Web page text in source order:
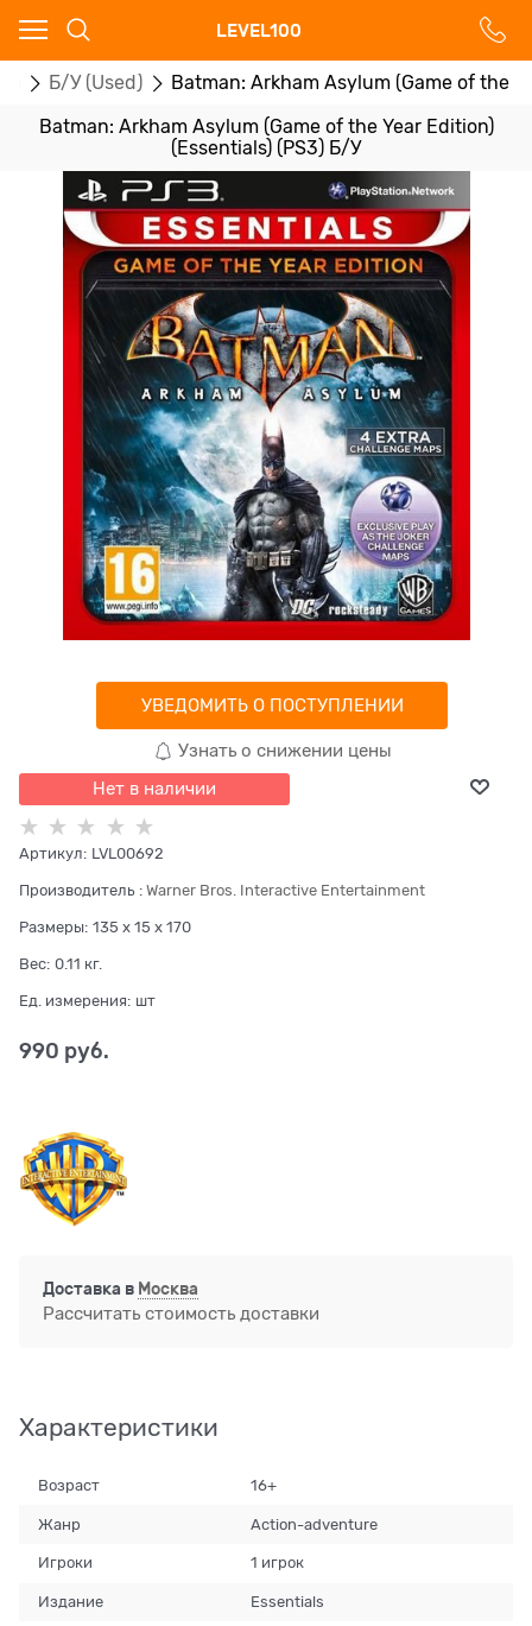
LEVEL100
Б/У (Used) Batman: Arkham Asylum (Game of the
Batman: Arkham Asylum (Game of the Year Edition)
(Essentials) (PS3) Б/У
УВЕДОМИТЬ О ПОСТУПЛЕНИИ
Узнать о снижении цены
Нет в наличии
Артикул: LVL00692
Производитель : Warner Bros. Interactive Entertainment
Размеры: 135 x 15 x 170
Вес: 0.11 кг.
Ед. измерения: шт
990 руб.
Доставка в Москва
Рассчитать стоимость доставки
Характеристики
Возраст 16+
Жанр Action-adventure
Игроки 1 игрок
Издание Essentials
Ваш город - Москва,
угадали?
ДА НЕТ